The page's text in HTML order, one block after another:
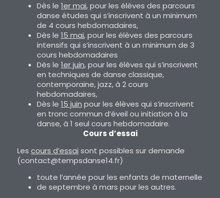
Dès le 1er mai, pour les élèves des parcours
danse études qui s’inscrivent à un minimum
de 4 cours hebdomadaires,
Dès le 15 mai, pour les élèves des parcours
intensifs qui s’inscrivent à un minimum de 3
cours hebdomadaires
Dès le 1er juin, pour les élèves qui s’inscrivent
en techniques de danse classique,
contemporaine, jazz, à 2 cours
hebdomadaires,
Dès le 15 juin pour les élèves qui s’inscrivent
en tronc commun d’éveil ou initiation à la
danse, à 1 seul cours hebdomadaire.
Cours d’essai
Les cours d’essai sont possibles sur demande
(contact@tempsdanse14.fr)
toute l’année pour les enfants de maternelle
de septembre à mars pour les autres.